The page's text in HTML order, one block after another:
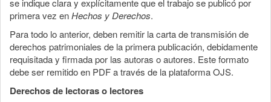
se indique clara y explícitamente que el trabajo se publicó por
primera vez enHechos y Derechos.
Para todo lo anterior, deben remitir la carta de transmisión de
derechos patrimoniales de la primera publicación, debidamente
requisitada y firmada por las autoras o autores. Este formato
debe ser remitido en PDF a través de la plataforma OJS.
Derechos de lectoras o lectores